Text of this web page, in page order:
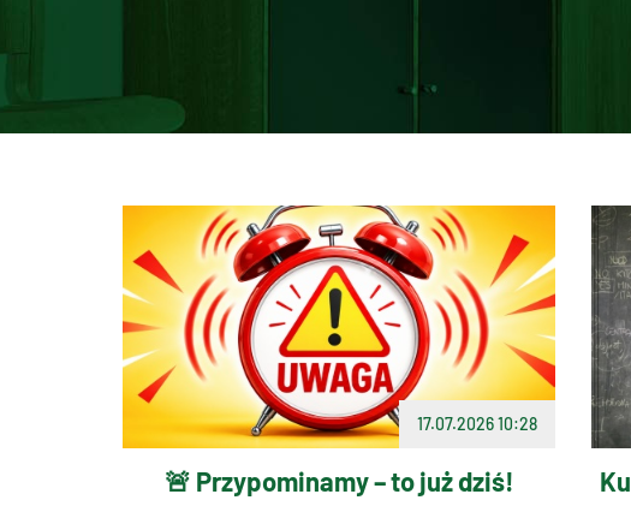
17.07.2026 10:28
🚨 Przypominamy – to już dziś!